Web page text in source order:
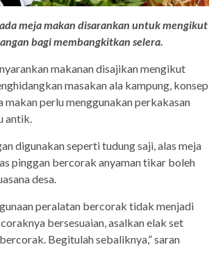
meja makan disarankan untuk mengikut
bagi membangkitkan selera.
makanan disajikan mengikut
masakan ala kampung, konsep
makan perlu menggunakan perkakasan
antik.
digunakan seperti tudung saji, alas meja
pinggan bercorak anyaman tikar boleh
desa.
peralatan bercorak tidak menjadi
bersesuaian, asalkan elak set
Begitulah sebaliknya,” saran